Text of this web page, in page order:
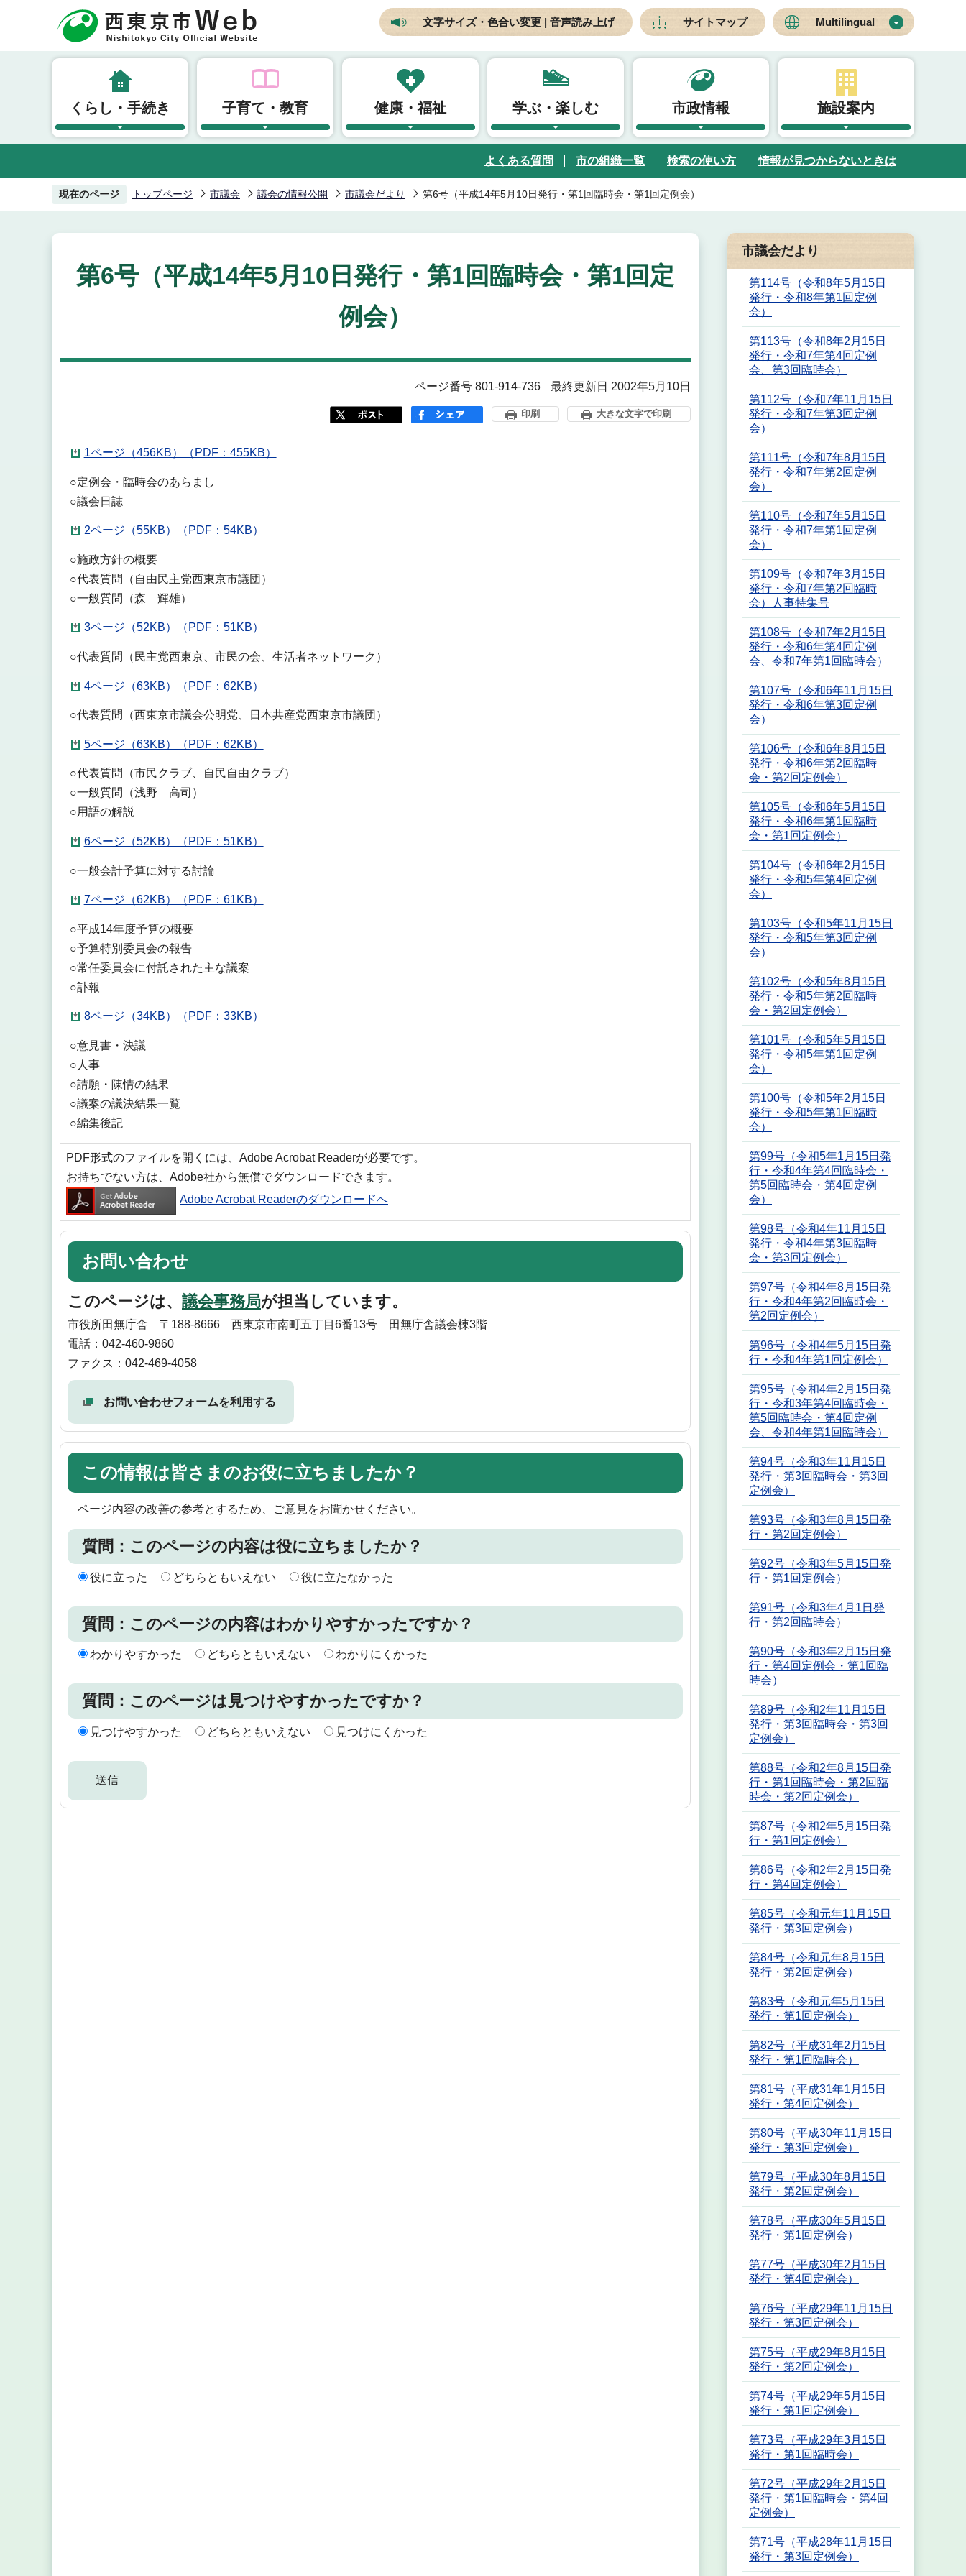
頭
文字サイズ・色合い変更 | 音声読み上げ サイトマップ Multilingual
くらし・手続き 子育て・教育 健康・福祉 学ぶ・楽しむ 市政情報 施設案内
よくある質問 市の組織一覧 検索の使い方 情報が見つからないときは
現在のページ トップページ 市議会 議会の情報公開 市議会だより 第6号（平成14年5月10日発行・第1回臨時会・第1回定例会）
第6号（平成14年5月10日発行・第1回臨時会・第1回定
例会）
ページ番号 801-914-736 最終更新日 2002年5月10日
印刷 大きな文字で印刷
1ページ（456KB）（PDF：455KB）
○定例会・臨時会のあらまし
○議会日誌
2ページ（55KB）（PDF：54KB）
○施政方針の概要
○代表質問（自由民主党西東京市議団）
○一般質問（森 輝雄）
3ページ（52KB）（PDF：51KB）
○代表質問（民主党西東京、市民の会、生活者ネットワーク）
4ページ（63KB）（PDF：62KB）
○代表質問（西東京市議会公明党、日本共産党西東京市議団）
5ページ（63KB）（PDF：62KB）
○代表質問（市民クラブ、自民自由クラブ）
○一般質問（浅野 高司）
○用語の解説
6ページ（52KB）（PDF：51KB）
○一般会計予算に対する討論
7ページ（62KB）（PDF：61KB）
○平成14年度予算の概要
○予算特別委員会の報告
○常任委員会に付託された主な議案
○訃報
8ページ（34KB）（PDF：33KB）
○意見書・決議
○人事
○請願・陳情の結果
○議案の議決結果一覧
○編集後記
PDF形式のファイルを開くには、Adobe Acrobat Readerが必要です。
お持ちでない方は、Adobe社から無償でダウンロードできます。
Adobe Acrobat Readerのダウンロードへ
お問い合わせ
このページは、 議会事務局が担当しています。
市役所田無庁舎 〒188-8666 西東京市南町五丁目6番13号 田無庁舎議会棟3階
電話：042-460-9860
ファクス：042-469-4058
お問い合わせフォームを利用する
この情報は皆さまのお役に立ちましたか？
ページ内容の改善の参考とするため、ご意見をお聞かせください。
質問：このページの内容は役に立ちましたか？
役に立った どちらともいえない 役に立たなかった
質問：このページの内容はわかりやすかったですか？
わかりやすかった どちらともいえない わかりにくかった
質問：このページは見つけやすかったですか？
見つけやすかった どちらともいえない 見つけにくかった
市議会だより
第114号（令和8年5月15日
発行・令和8年第1回定例
会）
第113号（令和8年2月15日
発行・令和7年第4回定例
会、第3回臨時会）
第112号（令和7年11月15日
発行・令和7年第3回定例
会）
第111号（令和7年8月15日
発行・令和7年第2回定例
会）
第110号（令和7年5月15日
発行・令和7年第1回定例
会）
第109号（令和7年3月15日
発行・令和7年第2回臨時
会）人事特集号
第108号（令和7年2月15日
発行・令和6年第4回定例
会、令和7年第1回臨時会）
第107号（令和6年11月15日
発行・令和6年第3回定例
会）
第106号（令和6年8月15日
発行・令和6年第2回臨時
会・第2回定例会）
第105号（令和6年5月15日
発行・令和6年第1回臨時
会・第1回定例会）
第104号（令和6年2月15日
発行・令和5年第4回定例
会）
第103号（令和5年11月15日
発行・令和5年第3回定例
会）
第102号（令和5年8月15日
発行・令和5年第2回臨時
会・第2回定例会）
第101号（令和5年5月15日
発行・令和5年第1回定例
会）
第100号（令和5年2月15日
発行・令和5年第1回臨時
会）
第99号（令和5年1月15日発
行・令和4年第4回臨時会・
第5回臨時会・第4回定例
会）
第98号（令和4年11月15日
発行・令和4年第3回臨時
会・第3回定例会）
第97号（令和4年8月15日発
行・令和4年第2回臨時会・
第2回定例会）
第96号（令和4年5月15日発
行・令和4年第1回定例会）
第95号（令和4年2月15日発
行・令和3年第4回臨時会・
第5回臨時会・第4回定例
会、令和4年第1回臨時会）
第94号（令和3年11月15日
発行・第3回臨時会・第3回
定例会）
第93号（令和3年8月15日発
行・第2回定例会）
第92号（令和3年5月15日発
行・第1回定例会）
第91号（令和3年4月1日発
行・第2回臨時会）
第90号（令和3年2月15日発
行・第4回定例会・第1回臨
時会）
第89号（令和2年11月15日
発行・第3回臨時会・第3回
定例会）
第88号（令和2年8月15日発
行・第1回臨時会・第2回臨
時会・第2回定例会）
第87号（令和2年5月15日発
行・第1回定例会）
第86号（令和2年2月15日発
行・第4回定例会）
第85号（令和元年11月15日
発行・第3回定例会）
第84号（令和元年8月15日
発行・第2回定例会）
第83号（令和元年5月15日
発行・第1回定例会）
第82号（平成31年2月15日
発行・第1回臨時会）
第81号（平成31年1月15日
発行・第4回定例会）
第80号（平成30年11月15日
発行・第3回定例会）
第79号（平成30年8月15日
発行・第2回定例会）
第78号（平成30年5月15日
発行・第1回定例会）
第77号（平成30年2月15日
発行・第4回定例会）
第76号（平成29年11月15日
発行・第3回定例会）
第75号（平成29年8月15日
発行・第2回定例会）
第74号（平成29年5月15日
発行・第1回定例会）
第73号（平成29年3月15日
発行・第1回臨時会）
第72号（平成29年2月15日
発行・第1回臨時会・第4回
定例会）
第71号（平成28年11月15日
発行・第3回定例会）